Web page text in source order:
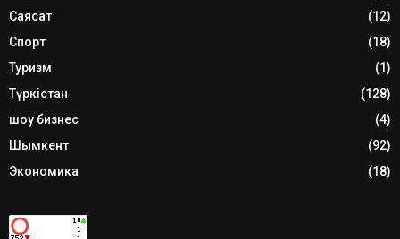
Саясат
(12)
Спорт
(18)
Туризм
(1)
Түркістан
(128)
шоу бизнес
(4)
Шымкент
(92)
Экономика
(18)